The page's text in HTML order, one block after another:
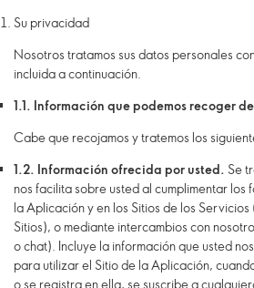
Su privacidad
Nosotros tratamos sus datos personales
incluida a continuación.
1.1. Información que podemos recoger
Cabe que recojamos y tratemos los
1.2. Información ofrecida por usted. Se
nos facilita sobre usted al cumplimentar los
la Aplicación y en los Sitios de los
Sitios), o mediante intercambios con
o chat). Incluye la información que usted
para utilizar el Sitio de la Aplicación,
o se registra en ella, se suscribe a